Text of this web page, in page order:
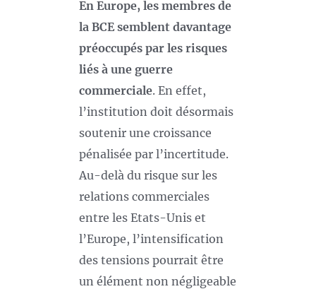
En Europe, les membres de
la BCE semblent davantage
préoccupés par les risques
liés à une guerre
commerciale. En effet,
l’institution doit désormais
soutenir une croissance
pénalisée par l’incertitude.
Au-delà du risque sur les
relations commerciales
entre les Etats-Unis et
l’Europe, l’intensification
des tensions pourrait être
un élément non négligeable